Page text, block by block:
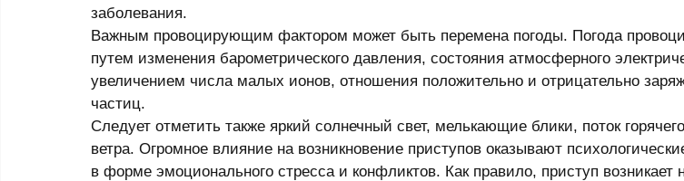
заболевания.
Важным провоцирующим фактором может быть перемена погоды. Погода
путем изменения барометрического давления, состояния атмосферного
увеличением числа малых ионов, отношения положительно и отрицательно
частиц.
Следует отметить также яркий солнечный свет, мелькающие блики, поток
ветра. Огромное влияние на возникновение приступов оказывают
в форме эмоционального стресса и конфликтов. Как правило, приступ возникает